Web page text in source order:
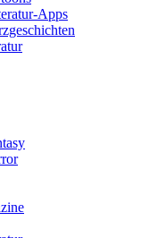
Apps